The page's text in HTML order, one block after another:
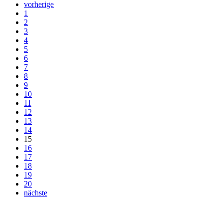
vorherige
1
2
3
4
5
6
7
8
9
10
11
12
13
14
15
16
17
18
19
20
nächste